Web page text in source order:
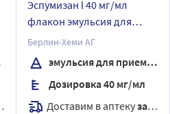
Эспумизан l 40 мг/мл
флакон эмульсия для
приема внутрь 30 мл
Берлин-Хеми АГ
эмульсия для приема внутрь
Дозировка 40 мг/мл
Доставим в аптекузавтра